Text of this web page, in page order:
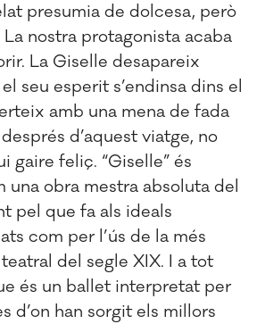
presumia de dolcesa, però
nostra protagonista acaba
La Giselle desapareix
seu esperit s’endinsa dins el
amb una mena de fada
d’aquest viatge, no
gaire feliç. “Giselle” és
una obra mestra absoluta del
pel que fa als ideals
com per l’ús de la més
del segle XIX. I a tot
és un ballet interpretat per
d’on han sorgit els millors